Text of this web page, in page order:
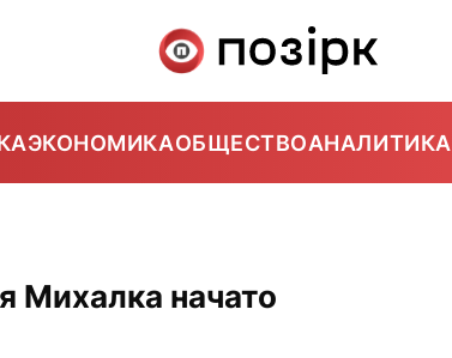
ЭКОНОМИКАОБЩЕСТВОАНАЛИТИКА
Михалка начато